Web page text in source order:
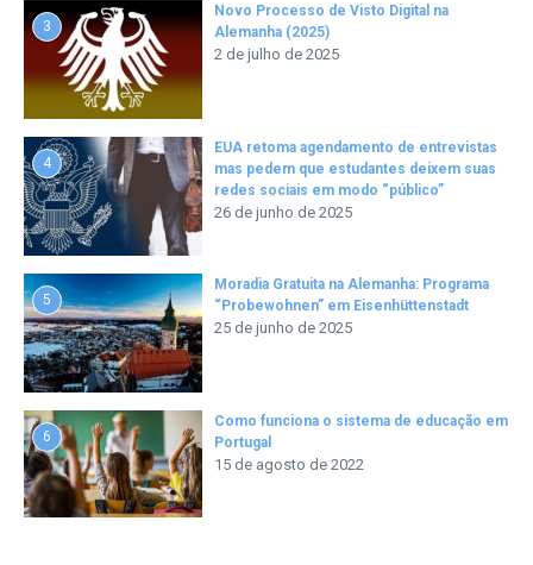
3
Novo Processo de Visto Digital na
Alemanha (2025)
2 de julho de 2025
4
EUA retoma agendamento de entrevistas
mas pedem que estudantes deixem suas
redes sociais em modo “público”
26 de junho de 2025
5
Moradia Gratuita na Alemanha: Programa
“Probewohnen” em Eisenhüttenstadt
25 de junho de 2025
6
Como funciona o sistema de educação em
Portugal
15 de agosto de 2022